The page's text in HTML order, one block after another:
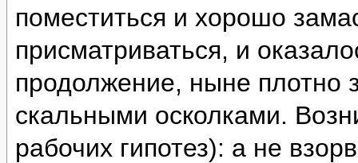
поместиться и хорошо
присматриваться, и
продолжение, ныне плотно
скальными осколками.
рабочих гипотез): а не